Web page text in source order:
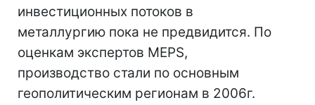
инвестиционных потоков в
металлургию пока не предвидится. По
оценкам экспертов MEPS,
производство стали по основным
геополитическим регионам в 2006г.